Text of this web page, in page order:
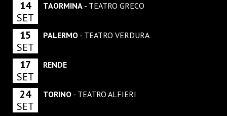
14
SET
TAORMINA - TEATRO GRECO
15
SET
PALERMO - TEATRO VERDURA
17
SET
RENDE
24
SET
TORINO - TEATRO ALFIERI